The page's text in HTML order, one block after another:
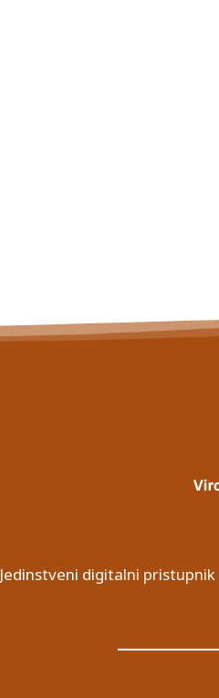
Jedinstveni digitalni pristupnik